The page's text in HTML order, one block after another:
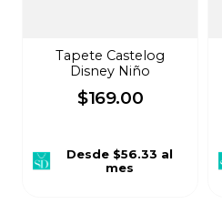
Tapete Castelog
Disney Niño
$169.00
Desde $56.33 al
mes